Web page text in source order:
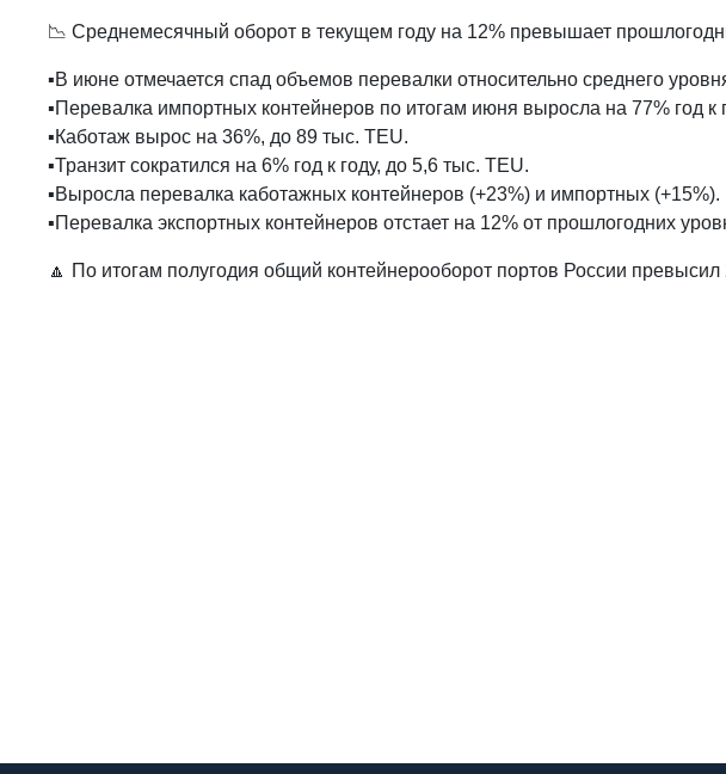
📉 Среднемесячный оборот в текущем году на 12% превышает
▪️В июне отмечается спад объемов перевалки относительно среднего
▪️Перевалка импортных контейнеров по итогам июня выросла на 77% год
▪️Каботаж вырос на 36%, до 89 тыс. TEU.
▪️Транзит сократился на 6% год к году, до 5,6 тыс. TEU.
▪️Выросла перевалка каботажных контейнеров (+23%) и импортных (+15%).
▪️Перевалка экспортных контейнеров отстает на 12% от прошлогодних
🔼 По итогам полугодия общий контейнерооборот портов России